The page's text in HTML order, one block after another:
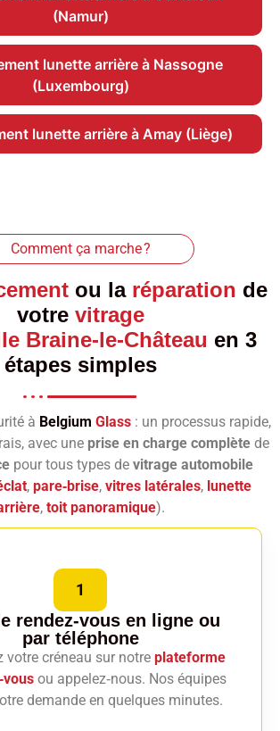
(Namur)
lunette arrière à Nassogne
(Luxembourg)
lunette arrière à Amay (Liège)
Comment ça marche ?
ou la réparation de
votre vitrage
Braine-le-Château en 3
étapes simples
à Belgium Glass : un processus rapide,
avec une prise en charge complète de
pour tous types de vitrage automobile
, pare‑brise, vitres latérales, lunette
, toit panoramique).
1
rendez-vous en ligne ou
par téléphone
votre créneau sur notre plateforme
ou appelez‑nous. Nos équipes
demande en quelques minutes.